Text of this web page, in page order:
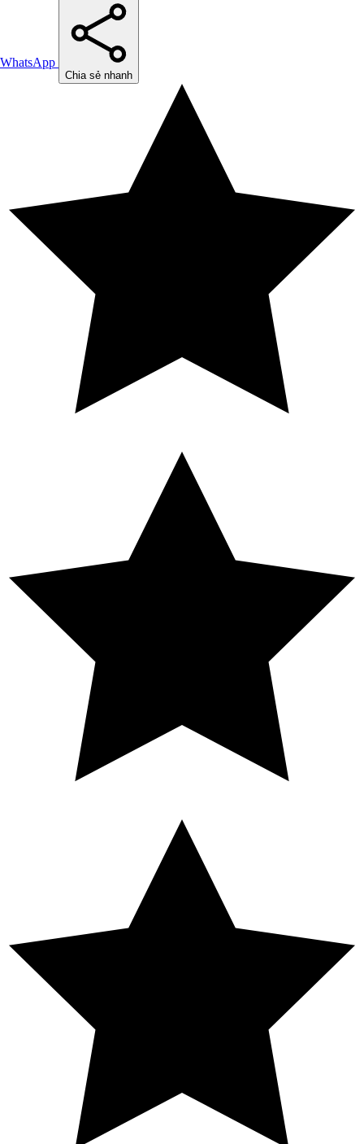
WhatsApp
Chia sẻ nhanh